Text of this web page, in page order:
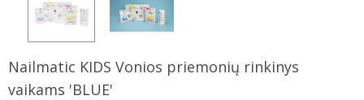
Nailmatic KIDS Vonios priemonių rinkinys
vaikams 'BLUE'